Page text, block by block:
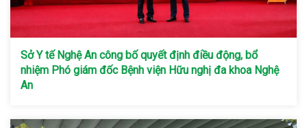
Sở Y tế Nghệ An công bố quyết định điều động, bổ
nhiệm Phó giám đốc Bệnh viện Hữu nghị đa khoa Nghệ
An